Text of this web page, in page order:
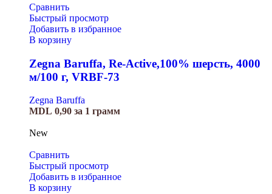
Сравнить
Быстрый просмотр
Добавить в избранное
В корзину
Zegna Baruffa, Re-Active,100% шерсть, 4000
м/100 г, VRBF-73
Zegna Baruffa
MDL 0,90 за 1 грамм
New
Сравнить
Быстрый просмотр
Добавить в избранное
В корзину